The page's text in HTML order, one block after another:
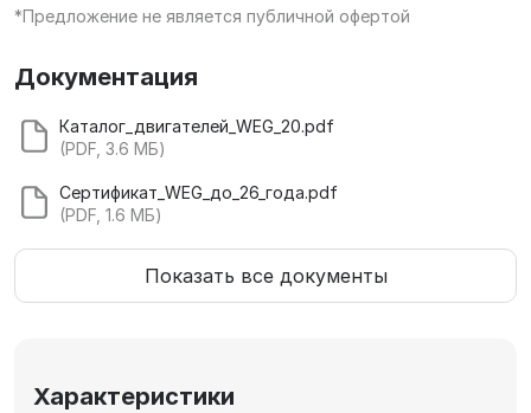
*Предложение не является публичной офертой
Документация
Каталог_двигателей_WEG_20.pdf
(PDF, 3.6 МБ)
Сертификат_WEG_до_26_года.pdf
(PDF, 1.6 МБ)
Показать все документы
Характеристики